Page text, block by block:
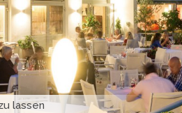
lassen